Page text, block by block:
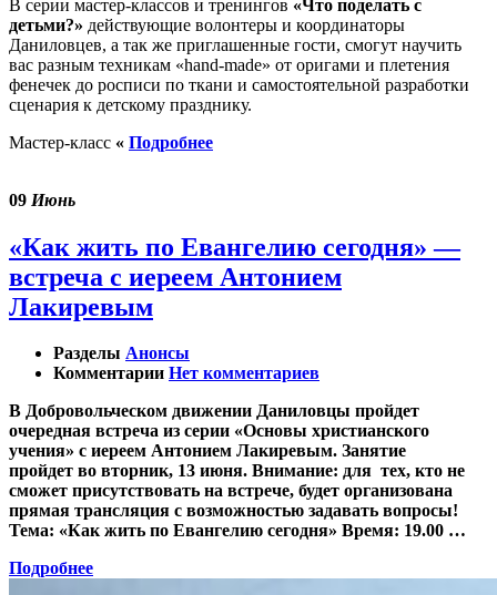
В серии мастер-классов и тренингов «Что поделать с
детьми?» действующие волонтеры и координаторы
Даниловцев, а так же приглашенные гости, смогут научить
вас разным техникам «hand-made» от оригами и плетения
фенечек до росписи по ткани и самостоятельной разработки
сценария к детскому празднику.
Мастер-класс « Подробнее
09 Июнь
«Как жить по Евангелию сегодня» —
встреча с иереем Антонием
Лакиревым
Разделы Анонсы
Комментарии Нет комментариев
В Добровольческом движении Даниловцы пройдет
очередная встреча из серии «Основы христианского
учения» с иереем Антонием Лакиревым. Занятие
пройдет во вторник, 13 июня. Внимание: для тех, кто не
сможет присутствовать на встрече, будет организована
прямая трансляция с возможностью задавать вопросы!
Тема: «Как жить по Евангелию сегодня» Время: 19.00 …
Подробнее